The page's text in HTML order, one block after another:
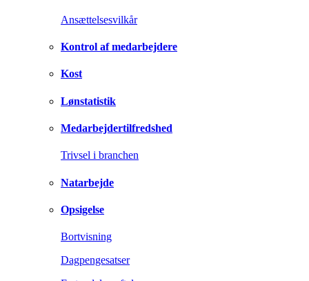
Ansættelsesvilkår
Kontrol af medarbejdere
Kost
Lønstatistik
Medarbejdertilfredshed
Trivsel i branchen
Natarbejde
Opsigelse
Bortvisning
Dagpengesatser